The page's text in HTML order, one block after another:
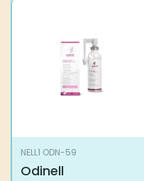
NELL1 ODN-59
Odinell